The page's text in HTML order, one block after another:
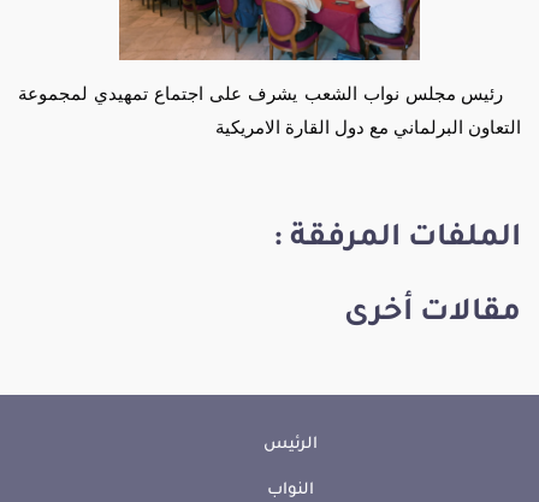
رئيس مجلس نواب الشعب يشرف على اجتماع تمهيدي لمجموعة
التعاون البرلماني مع دول القارة الامريكية
الملفات المرفقة :
مقالات أخرى
الرئيس
النواب